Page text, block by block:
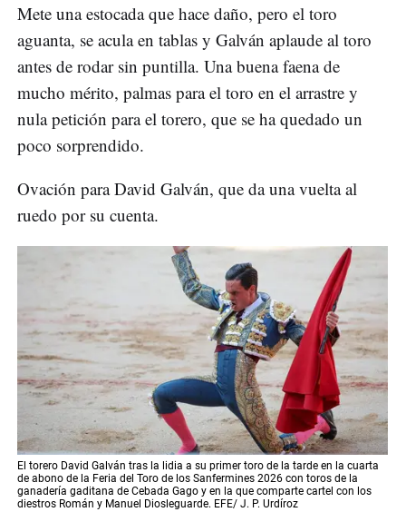
Mete una estocada que hace daño, pero el toro
aguanta, se acula en tablas y Galván aplaude al toro
antes de rodar sin puntilla. Una buena faena de
mucho mérito, palmas para el toro en el arrastre y
nula petición para el torero, que se ha quedado un
poco sorprendido.
Ovación para David Galván, que da una vuelta al
ruedo por su cuenta.
El torero David Galván tras la lidia a su primer toro de la tarde en la cuarta
de abono de la Feria del Toro de los Sanfermines 2026 con toros de la
ganadería gaditana de Cebada Gago y en la que comparte cartel con los
diestros Román y Manuel Diosleguarde. EFE/ J. P. Urdíroz